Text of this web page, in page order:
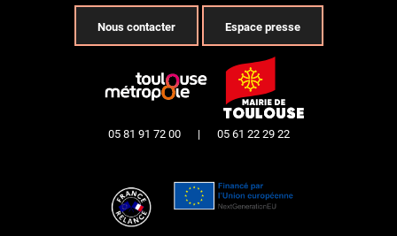
Nous contacter Espace presse
05 81 91 72 00 | 05 61 22 29 22